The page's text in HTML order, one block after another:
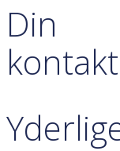
Din